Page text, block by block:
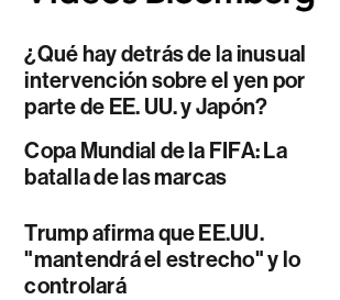
¿Qué hay detrás de la inusual
intervención sobre el yen por
parte de EE. UU. y Japón?
Copa Mundial de la FIFA: La
batalla de las marcas
Trump afirma que EE.UU.
"mantendrá el estrecho" y lo
controlará